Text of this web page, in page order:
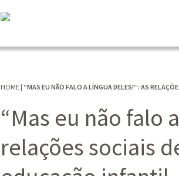
HOME | “MAS EU NÃO FALO A LÍNGUA DELES!” : AS
“Mas eu não falo
relações sociais